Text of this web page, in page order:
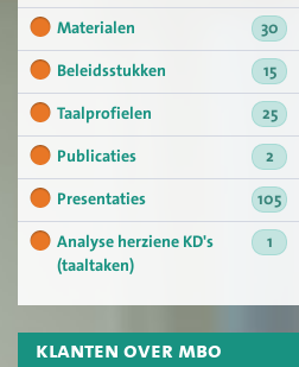
Materialen
30
Beleidsstukken
15
Taalprofielen
25
Publicaties
2
Presentaties
105
Analyse herziene KD's
(taaltaken)
1
klanten over mbo